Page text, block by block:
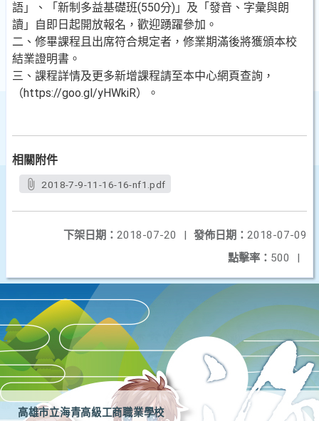
語」、「新制多益基礎班(550分)」及「發音、字彙與朗
讀」自即日起開放報名，歡迎踴躍參加。
二、修畢課程且出席符合規定者，修業期滿後將獲頒本校
結業證明書。
三、課程詳情及更多新增課程請至本中心網頁查詢，
（https://goo.gl/yHWkiR）。
相關附件
2018-7-9-11-16-16-nf1.pdf
發佈日期： 2018-07-09
下架日期： 2018-07-20
|
點擊率： 500 |
高雄市立海青高級工商職業學校